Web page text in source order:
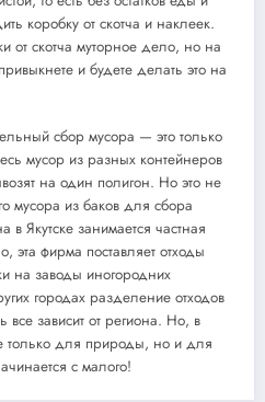
коробку от скотча и наклеек.
от скотча муторное дело, но на
и будете делать это на
сбор мусора — это только
мусор из разных контейнеров
на один полигон. Но это не
мусора из баков для сбора
в Якутске занимается частная
эта фирма поставляет отходы
на заводы иногородних
городах разделение отходов
все зависит от региона. Но, в
только для природы, но и для
с малого!